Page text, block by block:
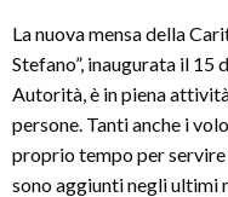
La nuova mensa della
Stefano”, inaugurata il 15
Autorità, è in piena
persone. Tanti anche i
proprio tempo per
sono aggiunti negli ultimi